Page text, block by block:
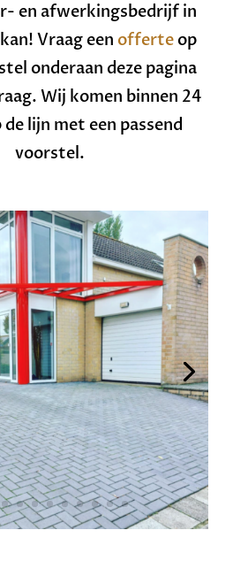
en afwerkingsbedrijf in
Vraag een offerte op
onderaan deze pagina
Wij komen binnen 24
lijn met een passend
voorstel.